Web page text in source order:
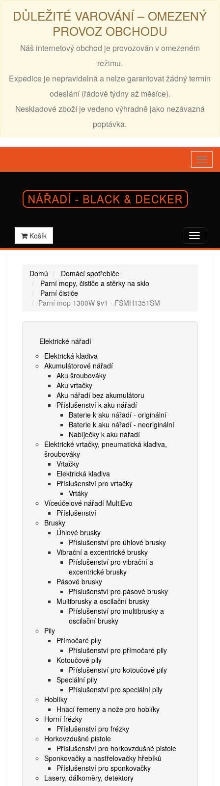
DŮLEŽITÉ VAROVÁNÍ – OMEZENÝ
PROVOZ OBCHODU
Náš internetový obchod je provozován v omezeném
režimu.
Expedice je nepravidelná a nelze garantovat žádný termín
odeslání (řádově týdny až měsíce).
Neskladové zboží je vedeno výhradně jako nezávazná
poptávka.
Košík
Domů
Domácí spotřebiče
Parní mopy, čističe a stěrky na sklo
Parní čističe
Parní mop 1300W 9v1 - FSMH1351SM
Elektrické nářadí
Elektrická kladiva
Akumulátorové nářadí
Aku šroubováky
Aku vrtačky
Aku nářadí bez akumulátoru
Příslušenství k aku nářadí
Baterie k aku nářadí - originální
Baterie k aku nářadí - neoriginální
Nabíječky k aku nářadí
Elektrické vrtačky, pneumatická kladiva,
šroubováky
Vrtačky
Elektrická kladiva
Příslušenství pro vrtačky
Vrtáky
Víceúčelové nářadí MultiEvo
Příslušenství
Brusky
Úhlové brusky
Příslušenství pro úhlové brusky
Vibrační a excentrické brusky
Příslušenství pro vibrační a
excentrické brusky
Pásové brusky
Příslušenství pro pásové brusky
Multibrusky a oscilační brusky
Příslušenství pro multibrusky a
oscilační brusky
Pily
Přímočaré pily
Příslušenství pro přímočaré pily
Kotoučové pily
Příslušenství pro kotoučové pily
Speciální pily
Příslušenství pro speciální pily
Hoblíky
Hnací řemeny a nože pro hoblíky
Horní frézky
Příslušenství pro frézky
Horkovzdušné pistole
Příslušenství pro horkovzdušné pistole
Sponkovačky a nastřelovačky hřebíků
Příslušenství pro sponkovačky
Lasery, dálkoměry, detektory